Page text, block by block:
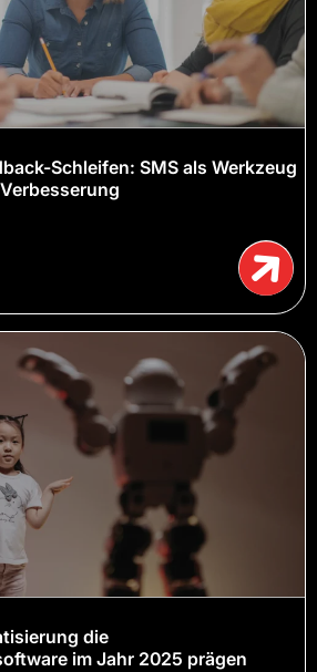
Schleifen: SMS als Werkzeug
die
im Jahr 2025 prägen